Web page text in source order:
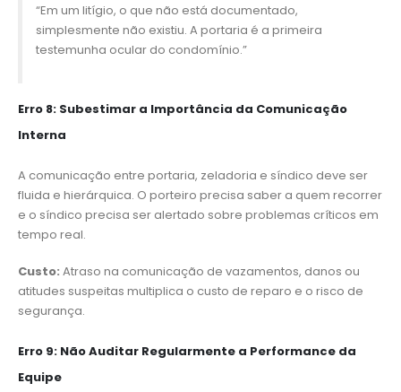
“Em um litígio, o que não está documentado,
simplesmente não existiu. A portaria é a primeira
testemunha ocular do condomínio.”
Erro 8: Subestimar a Importância da Comunicação
Interna
A comunicação entre portaria, zeladoria e síndico deve ser
fluida e hierárquica. O porteiro precisa saber a quem recorrer
e o síndico precisa ser alertado sobre problemas críticos em
tempo real.
Custo: Atraso na comunicação de vazamentos, danos ou
atitudes suspeitas multiplica o custo de reparo e o risco de
segurança.
Erro 9: Não Auditar Regularmente a Performance da
Equipe